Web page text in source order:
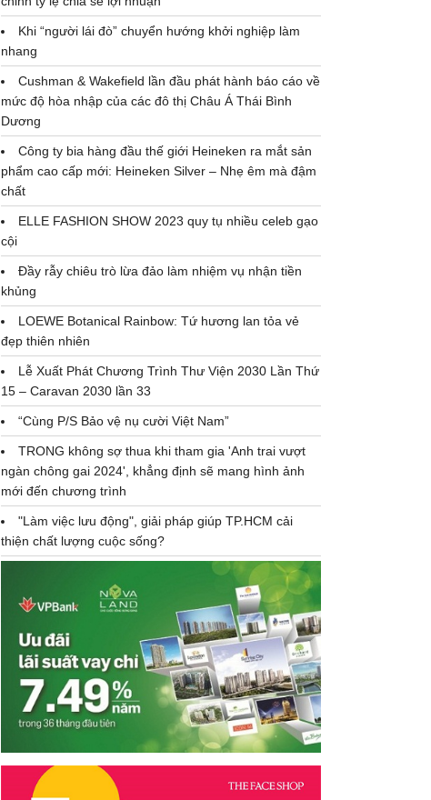
Khi “người lái đò” chuyển hướng khởi nghiệp làm
nhang
Cushman & Wakefield lần đầu phát hành báo cáo về
mức độ hòa nhập của các đô thị Châu Á Thái Bình
Dương
Công ty bia hàng đầu thế giới Heineken ra mắt sản
phẩm cao cấp mới: Heineken Silver – Nhẹ êm mà đậm
chất
ELLE FASHION SHOW 2023 quy tụ nhiều celeb gạo
cội
Đầy rẫy chiêu trò lừa đảo làm nhiệm vụ nhận tiền
khủng
LOEWE Botanical Rainbow: Tứ hương lan tỏa vẻ
đẹp thiên nhiên
Lễ Xuất Phát Chương Trình Thư Viện 2030 Lần Thứ
15 – Caravan 2030 lần 33
“Cùng P/S Bảo vệ nụ cười Việt Nam”
TRONG không sợ thua khi tham gia 'Anh trai vượt
ngàn chông gai 2024', khẳng định sẽ mang hình ảnh
mới đến chương trình
"Làm việc lưu động", giải pháp giúp TP.HCM cải
thiện chất lượng cuộc sống?